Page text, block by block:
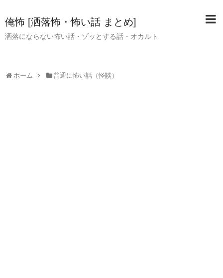
俺怖 [洒落怖・怖い話 まとめ]
洒落にならない怖い話・ゾッとする話・オカルト
ホーム 普通に怖い話（怪談）